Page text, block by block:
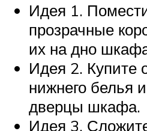
Идея 1.
прозрачные
их на дно
Идея 2. Купите
нижнего белья
дверцы шкафа.
Идея 3.